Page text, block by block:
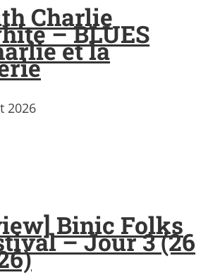
Charlie
– BLUES
et la
2026
Binic Folks
– Jour 3 (26